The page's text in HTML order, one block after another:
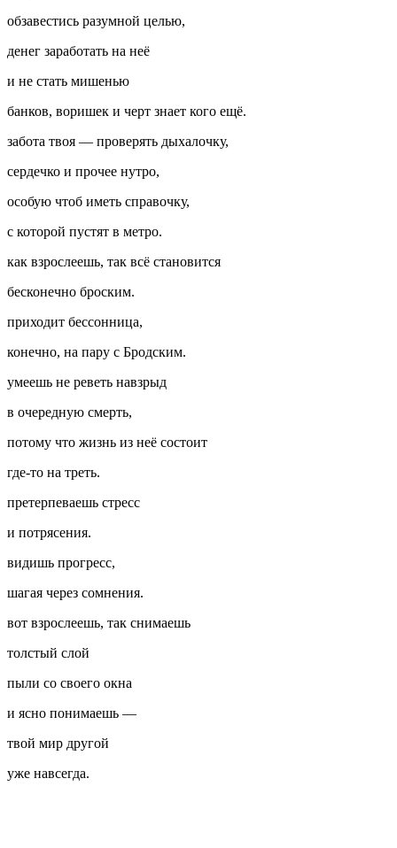
обзавестись разумной целью,
денег заработать на неё
и не стать мишенью
банков, воришек и черт знает кого ещё.
забота твоя — проверять дыхалочку,
сердечко и прочее нутро,
особую чтоб иметь справочку,
с которой пустят в метро.
как взрослеешь, так всё становится
бесконечно броским.
приходит бессонница,
конечно, на пару с Бродским.
умеешь не реветь навзрыд
в очередную смерть,
потому что жизнь из неё состоит
где-то на треть.
претерпеваешь стресс
и потрясения.
видишь прогресс,
шагая через сомнения.
вот взрослеешь, так снимаешь
толстый слой
пыли со своего окна
и ясно понимаешь —
твой мир другой
уже навсегда.